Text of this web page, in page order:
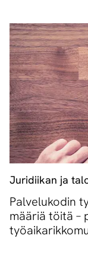
Juridiikan ja
Palvelukodin
määriä töitä –